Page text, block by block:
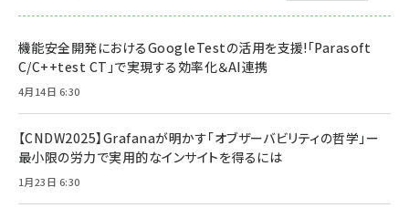
機能安全開発におけるGoogleTestの活用を支援!「Parasoft
C/C++test CT」で実現する効率化＆AI連携
4月14日 6:30
【CNDW2025】Grafanaが明かす「オブザーバビリティの哲学」ー
最小限の労力で実用的なインサイトを得るには
1月23日 6:30